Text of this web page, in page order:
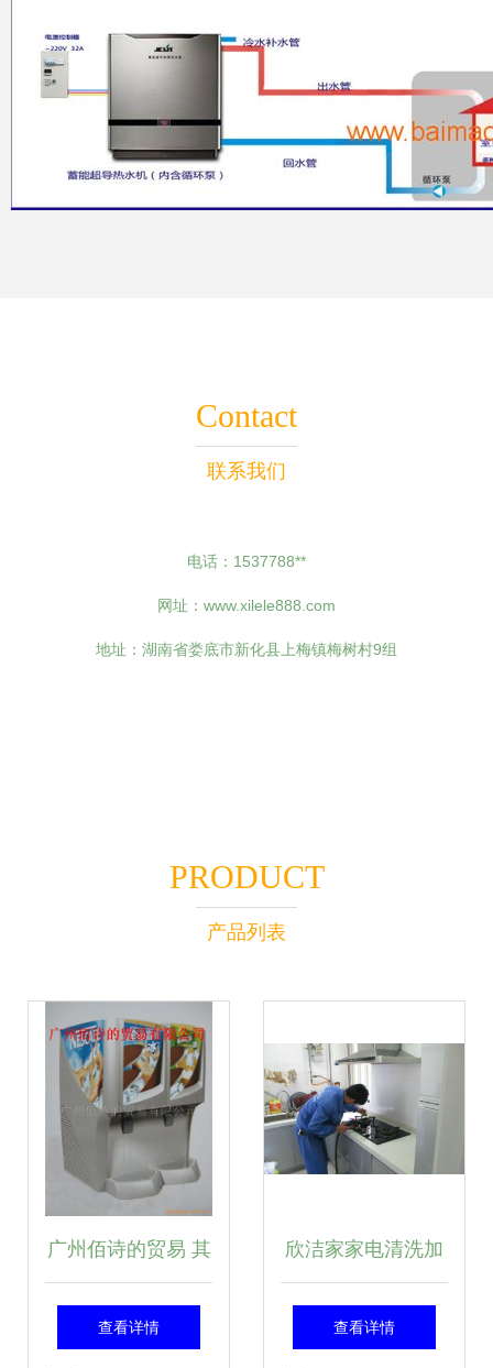
Contact
联系我们
电话：1537788**
网址： www.xilele888.com
地址：湖南省娄底市新化县上梅镇梅树村9组
PRODUCT
产品列表
广州佰诗的贸易 其
他厨卫家电产品列
查看详情
欣洁家家电清洗加
盟费用与优势分析
查看详情